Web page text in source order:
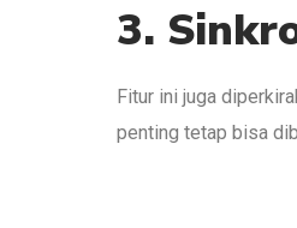
3.
Fitur ini juga
penting tetap bisa